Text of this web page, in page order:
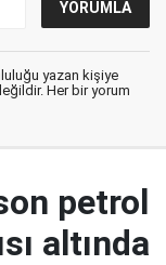
yazan kişiye
Her bir yorum
petrol
altında